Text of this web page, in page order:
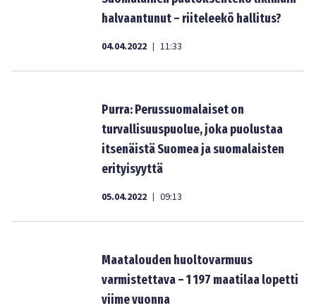
halvaantunut – riiteleekö hallitus?
04.04.2022 | 11:33
Purra: Perussuomalaiset on
turvallisuuspuolue, joka puolustaa
itsenäistä Suomea ja suomalaisten
erityisyyttä
05.04.2022 | 09:13
Maatalouden huoltovarmuus
varmistettava – 1 197 maatilaa lopetti
viime vuonna